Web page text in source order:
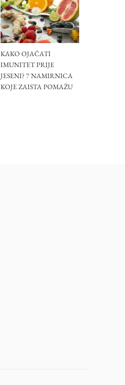
KAKO OJAČATI
IMUNITET PRIJE
JESENI? 7 NAMIRNICA
KOJE ZAISTA POMAŽU